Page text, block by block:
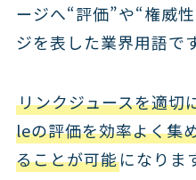
ージへ“評価”や“権威
ジを表した業界用語です
リンクジュースを適切
leの評価を効率よく集
ることが可能になりま